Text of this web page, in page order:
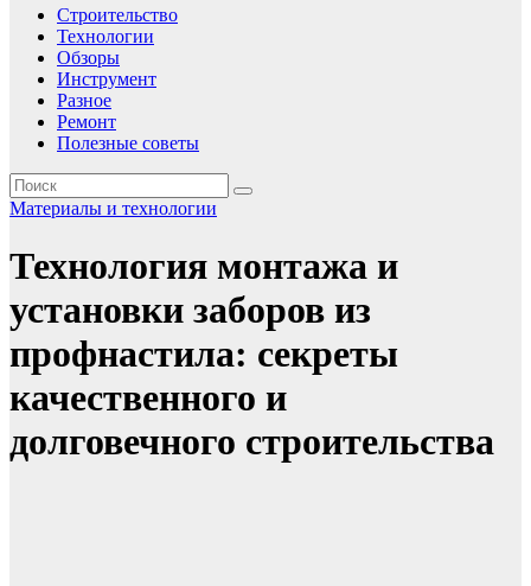
Строительство
Технологии
Обзоры
Инструмент
Разное
Ремонт
Полезные советы
Материалы и технологии
Технология монтажа и
установки заборов из
профнастила: секреты
качественного и
долговечного строительства